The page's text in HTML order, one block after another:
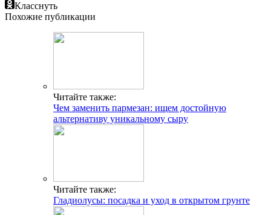
Класснуть
Похожие публикации
Читайте также:
Чем заменить пармезан: ищем достойную
альтернативу уникальному сыру
Читайте также:
Гладиолусы: посадка и уход в открытом грунте